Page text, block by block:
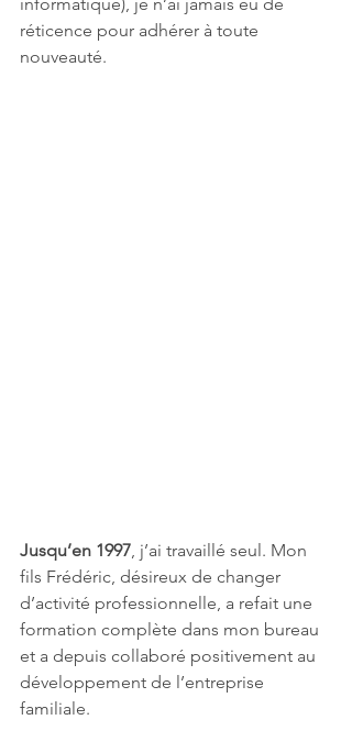
réticence pour adhérer à toute
nouveauté.
Jusqu’en 1997, j’ai travaillé seul. Mon
fils Frédéric, désireux de changer
d’activité professionnelle, a refait une
formation complète dans mon bureau
et a depuis collaboré positivement au
développement de l’entreprise
familiale.